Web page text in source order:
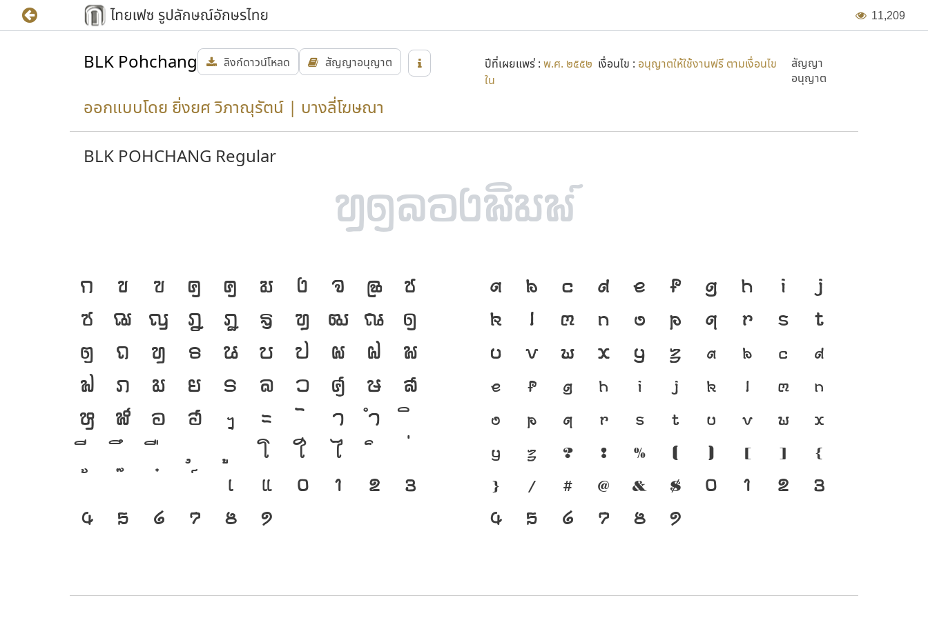
11,209
BLK Pohchang ลิงก์ดาวน์โหลด สัญญาอนุญาต ปีที่เผยแพร่ : พ.ศ. ๒๕๕๒ เงื่อนไข : อนุญาตให้ใช้งานฟรี ตามเงื่อนไข
ใน
สัญญา
อนุญาต
ออกแบบโดย ยิ่งยศ วิภาณุรัตน์ | บางลี่โฆษณา
BLK POHCHANG Regular
ก ข ฃ ค ฅ ฆ ง จ ฉ ช
ซ ฌ ญ ฎ ฏ ฐ ฑ ฒ ณ ด
ต ถ ท ธ น บ ป ผ ฝ พ
ฟ ภ ม ย ร ล ว ศ ษ ส
ห ฬ อ ฮ ฯ ะ า ำ
โ ใ ไ
เ แ ๐ ๑ ๒ ๓
๔ ๕ ๖ ๗ ๘ ๙
A B C D E F G H I J
K L M N O P Q R S T
U V W X Y Z a b c d
e f g h i j k l m n
o p q r s t u v w x
y z ? ! % ( ) {
} / # @ & $ 0 1 2 3
4 5 6 7 8 9
ภาษา คือ เครื่องมือสำคัญที่ทำให้ความ
เป็นชาติดำรงอยู่ได้ ภาษา คือ สะพาน
เชื่อมตัวตนของชนชาติ จากอดีตสู่
ปัจจุบัน ตัวพิมพ์ คือ เครื่องมือสำคัญที่
ทำให้ภาษาดำรงอยู่ได้ แบบตัวพิมพ์ที่
พัฒนาทันกระแสการเปลี่ยนแปลง คือ
โครงสร้างแกร่งของสะพานที่เชื่อมตัวตน
ของชาติ จากปัจจุบันสู่อนาคต